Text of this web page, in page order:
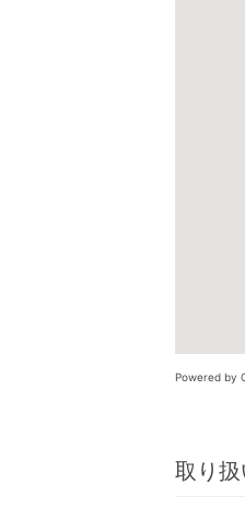
Powered by
取り